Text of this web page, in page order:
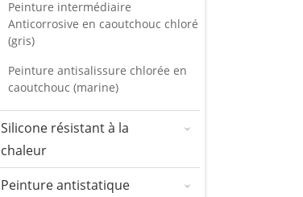
Peinture intermédiaire
Anticorrosive en caoutchouc chloré
(gris)
Peinture antisalissure chlorée en
caoutchouc (marine)
Silicone résistant à la
chaleur
Peinture antistatique